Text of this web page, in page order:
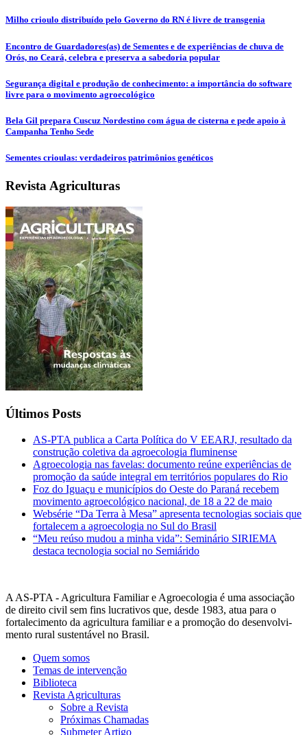
Milho crioulo distribuído pelo Governo do RN é livre de transgenia
Encontro de Guardadores(as) de Sementes e de experiências de chuva de
Orós, no Ceará, celebra e preserva a sabedoria popular
Segurança digital e produção de conhecimento: a importância do software
livre para o movimento agroecológico
Bela Gil prepara Cuscuz Nordestino com água de cisterna e pede apoio à
Campanha Tenho Sede
Sementes crioulas: verdadeiros patrimônios genéticos
Revista Agriculturas
Últimos Posts
AS-PTA publica a Carta Política do V EEARJ, resultado da
construção coletiva da agroecologia fluminense
Agroecologia nas favelas: documento reúne experiências de
promoção da saúde integral em territórios populares do Rio
Foz do Iguaçu e municípios do Oeste do Paraná recebem
movimento agroecológico nacional, de 18 a 22 de maio
Websérie “Da Terra à Mesa” apresenta tecnologias sociais que
fortalecem a agroecologia no Sul do Brasil
“Meu reúso mudou a minha vida”: Seminário SIRIEMA
destaca tecnologia social no Semiárido
A AS-PTA - Agricultura Familiar e Agro­ecologia é uma associação
de direito civil sem fins lucrativos que, desde 1983, atua para o
fortalecimento da agricultura familiar e a promoção do desenvolvi­
mento rural sustentável no Brasil.
Quem somos
Temas de intervenção
Biblioteca
Revista Agriculturas
Sobre a Revista
Próximas Chamadas
Submeter Artigo